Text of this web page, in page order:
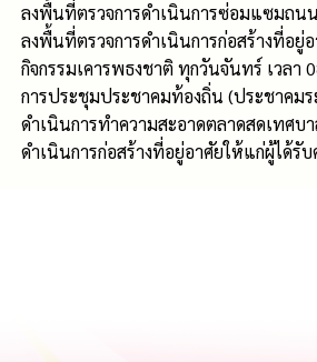
ลงพื้นที่ตรวจการดำเนินการซ่อมแซมถน
ลงพื้นที่ตรวจการดำเนินการก่อสร้างที่อ
กิจกรรมเคารพธงชาติ ทุกวันจันทร์ เวลา
การประชุมประชาคมท้องถิ่น (ประชาคม
ดำเนินการทำความสะอาดตลาดสดเทศ
ดำเนินการก่อสร้างที่อยู่อาศัยให้แก่ผู้ได้